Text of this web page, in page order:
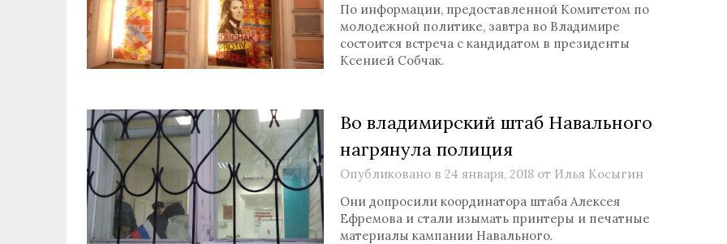
По информации, предоставленной Комитетом по
молодежной политике, завтра во Владимире
состоится встреча с кандидатом в президенты
Ксенией Собчак.
Во владимирский штаб Навального
нагрянула полиция
Опубликовано в 24 января, 2018от Илья Косыгин
Они допросили координатора штаба Алексея
Ефремова и стали изымать принтеры и печатные
материалы кампании Навального.